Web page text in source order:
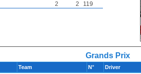
2 2 119
Grands Prix
Team N° Driver